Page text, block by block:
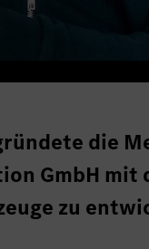
die
GmbH mit
zu